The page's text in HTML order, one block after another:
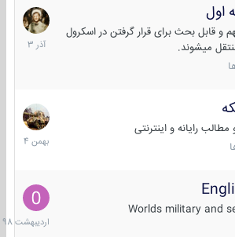
قابل بحث برای قرار گرفتن در اسکرول
میشوند.
7
آذر
1403
رایانه و اینترنتی
30
بهمن
1404
Worlds military
10
1398